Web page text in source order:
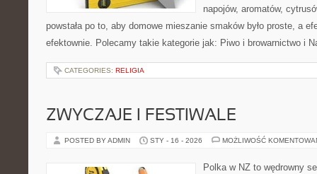
napojów, aromatów,
powstała po to, aby domowe mieszanie smaków było proste, a
efektownie. Polecamy takie kategorie jak: Piwo i browarnictwo i
CATEGORIES: RELIGIA
ZWYCZAJE I FESTIWALE
POSTED BY ADMIN STY - 16 - 2026 MOŻLIWOŚĆ
Polka w NZ to wędrowny